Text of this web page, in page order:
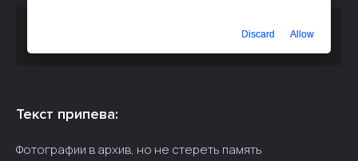
Sansara - Дура, Потому Что Любишь
Текст припева:
Фотографии в архив, но не стереть память
Discard Allow